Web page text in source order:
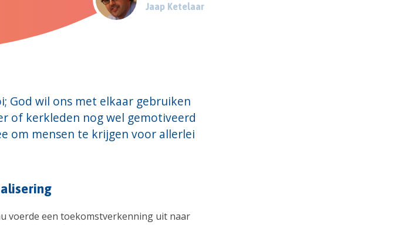
Jaap Ketelaar
God wil ons met elkaar gebruiken
of kerkleden nog wel gemotiveerd
om mensen te krijgen voor allerlei
voerde een toekomstverkenning uit naar